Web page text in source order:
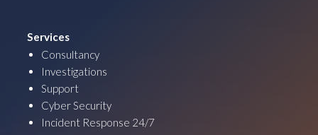
Services
Consultancy
Investigations
Support
Cyber Security
Incident Response 24/7